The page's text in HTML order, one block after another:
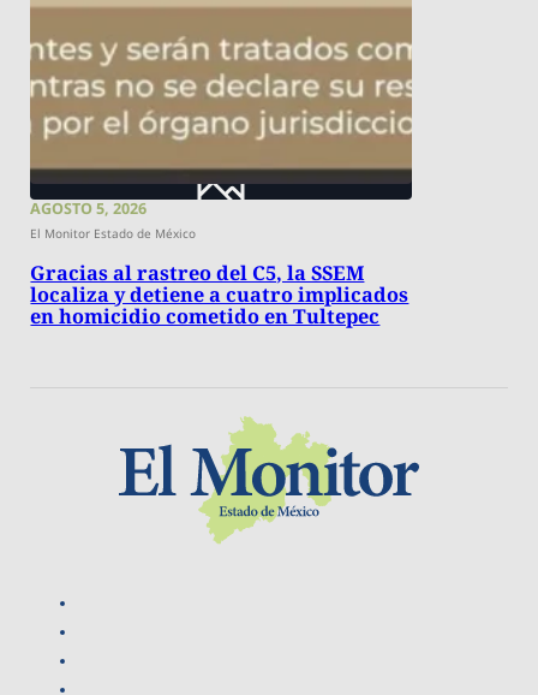
AGOSTO 5, 2026
El Monitor Estado de México
Gracias al rastreo del C5, la SSEM
localiza y detiene a cuatro implicados
en homicidio cometido en Tultepec